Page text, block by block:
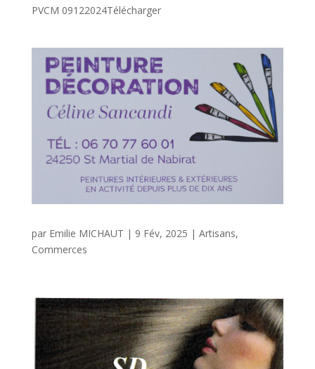
PVCM 09122024Télécharger
par Emilie MICHAUT | 9 Fév, 2025 | Artisans,
Commerces